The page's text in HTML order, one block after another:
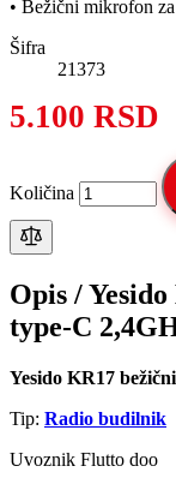
• Bežični mikrofon
Šifra
21373
5.100 RSD
Količina
Opis /
type-C
Yesido KR17
Tip: Radio budilnik
Uvoznik Flutto doo